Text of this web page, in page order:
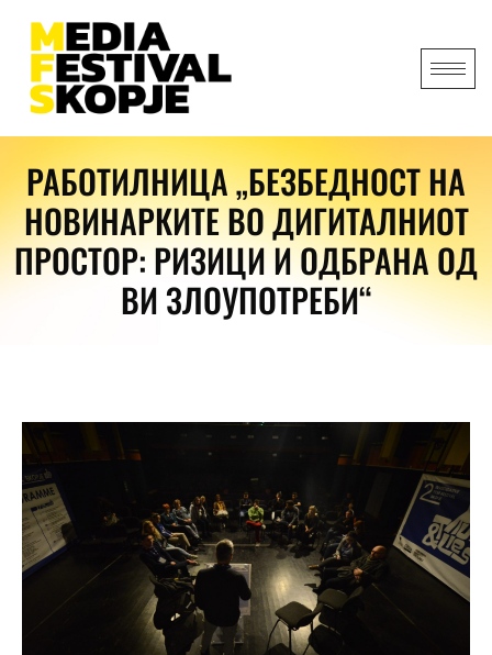
РАБОТИЛНИЦА „БЕЗБЕДНОСТ НА
НОВИНАРКИТЕ ВО ДИГИТАЛНИОТ
ПРОСТОР: РИЗИЦИ И ОДБРАНА ОД
ВИ ЗЛОУПОТРЕБИ“